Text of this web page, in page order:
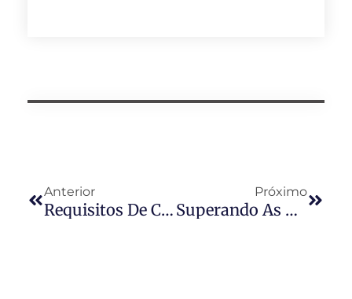
Anterior
Requisitos De Controladores De Iluminação Para Tipos De Iluminação Pública E Compatibilidade Com Diferentes Valores De Tensão Nominal
Próximo
Superando As Deficiências Dos Dispositivos De Controle De Fotos: Soluções Inovadoras Da Long-Join